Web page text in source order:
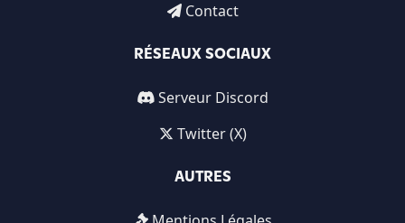
Contact
RÉSEAUX SOCIAUX
Serveur Discord
Twitter (X)
AUTRES